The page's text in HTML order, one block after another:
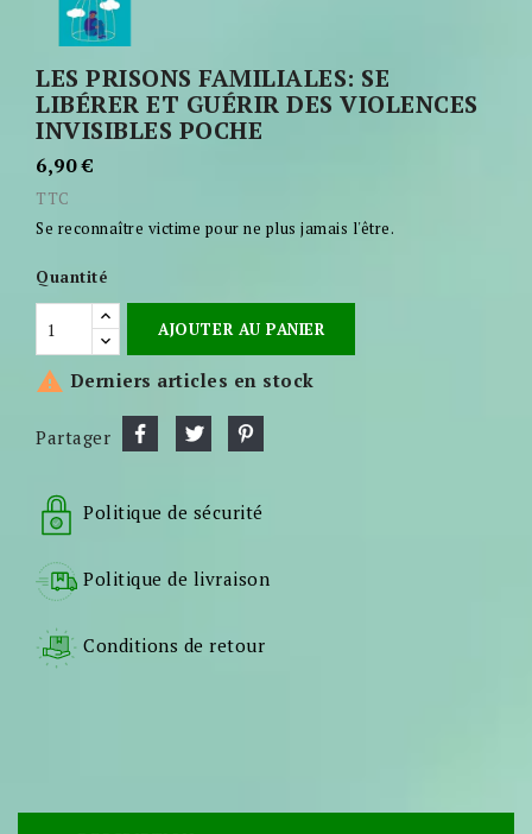
LES PRISONS FAMILIALES: SE
LIBÉRER ET GUÉRIR DES VIOLENCES
INVISIBLES POCHE
6,90 €
TTC
Se reconnaître victime pour ne plus jamais l'être.
Quantité
AJOUTER AU PANIER
 Derniers articles en stock
Partager
Politique de sécurité
Politique de livraison
Conditions de retour